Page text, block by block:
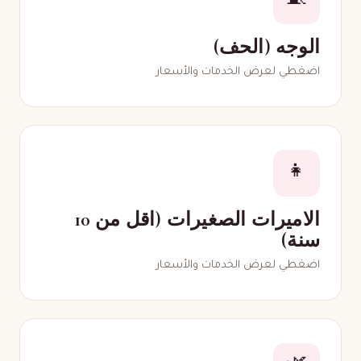
الوجه (الحف)
اضغطي لعرض الخدمات والأسعار
👧
الاميرات الصغيرات (اقل من 10
سنة)
اضغطي لعرض الخدمات والأسعار